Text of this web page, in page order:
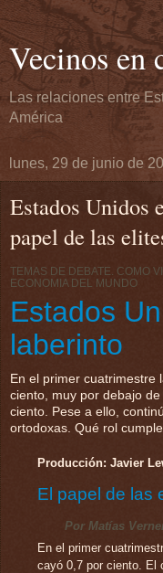
Vecinos en
Las relaciones entre
América
lunes, 29 de junio de
Estados Unidos
papel de las
TEMAS DE DEBATE. COMO
ECONOMIA DEL MUNDO
Estados
laberinto
En el primer cuatrimestre
ciento, muy por debajo
ciento. Pese a ello,
ortodoxas. Qué rol
Producción: Javier
El papel de las
Por Matías
En el primer
cayó 0,7 por ciento. El